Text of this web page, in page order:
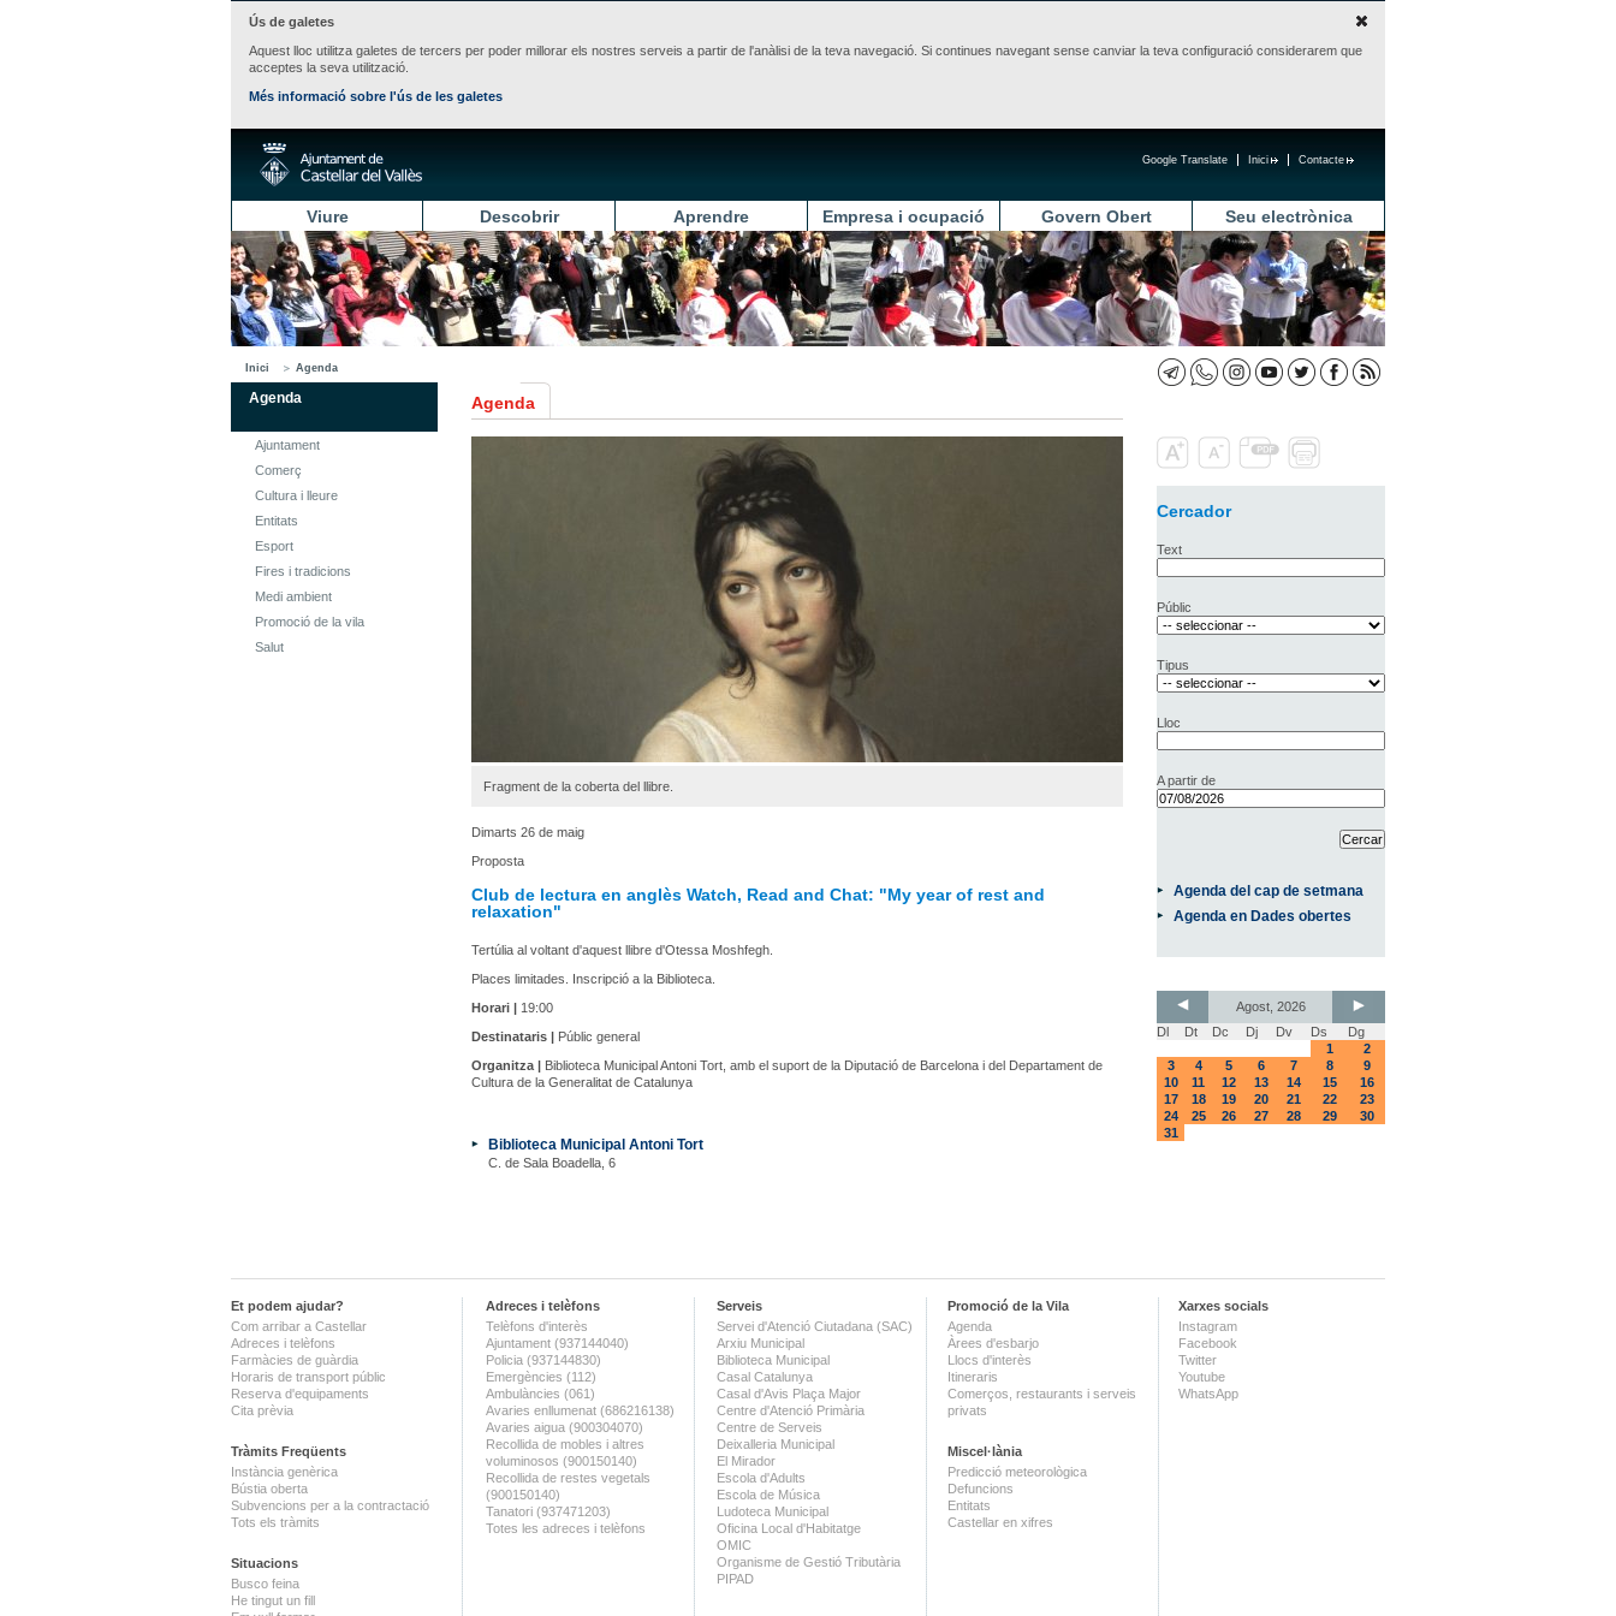
Ús de galetes
Aquest lloc utilitza galetes de tercers per poder millorar els nostres serveis a partir de l'anàlisi de la teva navegació. Si continues navegant sense canviar la teva configuració considerarem que
acceptes la seva utilització.
Més informació sobre l'ús de les galetes
Contacte
Inici
Google Translate
Viure Descobrir Aprendre Empresa i ocupació Govern Obert Seu electrònica
Inici Agenda
Agenda
Ajuntament
Comerç
Cultura i lleure
Entitats
Esport
Fires i tradicions
Medi ambient
Promoció de la vila
Salut
Agenda
Fragment de la coberta del llibre.
Dimarts 26 de maig
Proposta
Club de lectura en anglès Watch, Read and Chat: "My year of rest and
relaxation"
Tertúlia al voltant d'aquest llibre d'Otessa Moshfegh.
Places limitades. Inscripció a la Biblioteca.
Horari | 19:00
Destinataris | Públic general
Organitza | Biblioteca Municipal Antoni Tort, amb el suport de la Diputació de Barcelona i del Departament de
Cultura de la Generalitat de Catalunya
Biblioteca Municipal Antoni Tort
C. de Sala Boadella, 6
Cercador
Text
Públic
Tipus
Lloc
A partir de
Agenda del cap de setmana
Agenda en Dades obertes
Agost, 2026
Dl
Dt Dc Dj Dv Ds
Dg
1
2
3
4 5 6 7 8
9
10
11 12 13 14 15
16
17
18 19 20 21 22
23
24
25 26 27 28 29
30
31
Et podem ajudar?
Com arribar a Castellar
Adreces i telèfons
Farmàcies de guàrdia
Horaris de transport públic
Reserva d'equipaments
Cita prèvia
Tràmits Freqüents
Instància genèrica
Bústia oberta
Subvencions per a la contractació
Tots els tràmits
Situacions
Busco feina
He tingut un fill
Adreces i telèfons
Telèfons d'interès
Ajuntament (937144040)
Policia (937144830)
Emergències (112)
Ambulàncies (061)
Avaries enllumenat (686216138)
Avaries aigua (900304070)
Recollida de mobles i altres
voluminosos (900150140)
Recollida de restes vegetals
(900150140)
Tanatori (937471203)
Totes les adreces i telèfons
Serveis
Servei d'Atenció Ciutadana (SAC)
Arxiu Municipal
Biblioteca Municipal
Casal Catalunya
Casal d'Avis Plaça Major
Centre d'Atenció Primària
Centre de Serveis
Deixalleria Municipal
El Mirador
Escola d'Adults
Escola de Música
Ludoteca Municipal
Oficina Local d'Habitatge
OMIC
Organisme de Gestió Tributària
PIPAD
Promoció de la Vila
Agenda
Àrees d'esbarjo
Llocs d'interès
Itineraris
Comerços, restaurants i serveis
privats
Miscel·lània
Predicció meteorològica
Defuncions
Entitats
Castellar en xifres
Xarxes socials
Instagram
Facebook
Twitter
Youtube
WhatsApp